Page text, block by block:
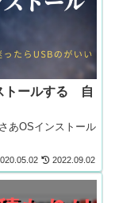
トールする 自
あOSインストール
2022.09.02